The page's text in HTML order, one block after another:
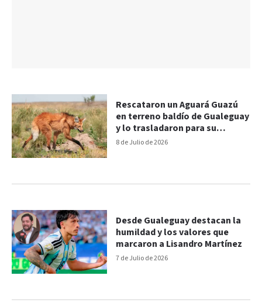
8 de Julio de 2026
Rescataron un Aguará Guazú
en terreno baldío de Gualeguay
y lo trasladaron para su
recuperación
7 de Julio de 2026
Desde Gualeguay destacan la
humildad y los valores que
marcaron a Lisandro Martínez